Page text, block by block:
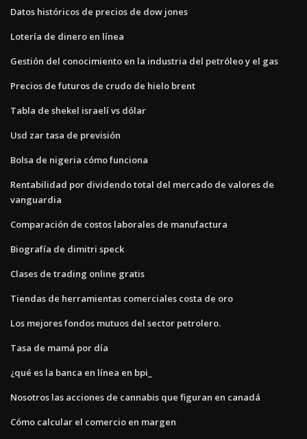
Datos históricos de precios de dow jones
Lotería de dinero en línea
Gestión del conocimiento en la industria del petróleo y el gas
Precios de futuros de crudo de hielo brent
Tabla de shekel israelí vs dólar
Usd zar tasa de previsión
Bolsa de nigeria cómo funciona
Rentabilidad por dividendo total del mercado de valores de
vanguardia
Comparación de costos laborales de manufactura
Biografía de dimitri speck
Clases de trading online gratis
Tiendas de herramientas comerciales costa de oro
Los mejores fondos mutuos del sector petrolero.
Tasa de mamá por día
¿qué es la banca en línea en bpi_
Nosotros las acciones de cannabis que figuran en canadá
Cómo calcular el comercio en margen